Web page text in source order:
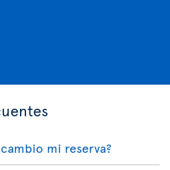
mi reserva?